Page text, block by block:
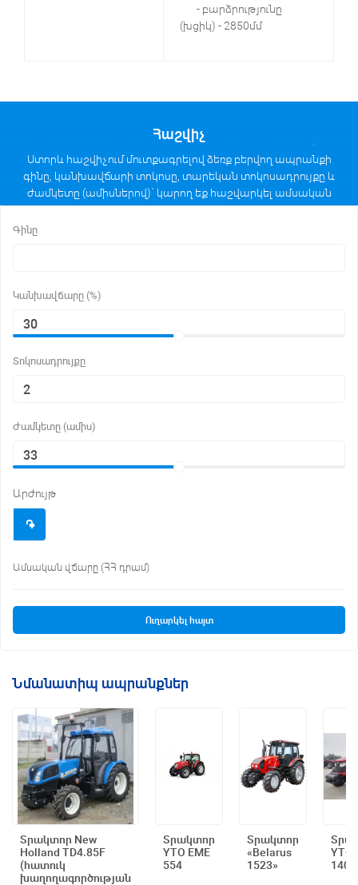
- բարձրությունը
(խցիկ) - 2850մմ
Հաշվիչ
Ստորև հաշվիչում մուտքագրելով ձեռք բերվող ապրանքի
գինը, կանխավճարի տոկոսը, տարեկան տոկոսադրույքը և
ժամկետը (ամիսներով)` կարող եք հաշվարկել ամսական
մարումների մեծությունը անուիտետային հաշվարկի
Գինը
Կանխավճարը (%)
Տոկոսադրույքը
Ժամկետը (ամիս)
Արժույթ
֌
Ամսական վճարը (ՀՀ դրամ)
Ուղարկել հայտ
Նմանատիպ ապրանքներ
Արագ դիտում
Տրակտոր New
Holland TD4.85F
(հատուկ
խաղողագործության
Արագ դիտում
Տրակտոր
YTO EME
554
Արագ դիտում
Տրակտոր
«Belarus
1523»
YTO